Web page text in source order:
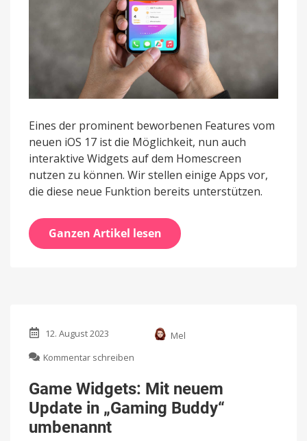
Eines der prominent beworbenen Features vom
neuen iOS 17 ist die Möglichkeit, nun auch
interaktive Widgets auf dem Homescreen
nutzen zu können. Wir stellen einige Apps vor,
die diese neue Funktion bereits unterstützen.
Ganzen Artikel lesen
12. August 2023
Mel
Kommentar schreiben
Widgets:
Mit
neuem
Game Widgets: Mit neuem
Update in „Gaming Buddy“
umbenannt